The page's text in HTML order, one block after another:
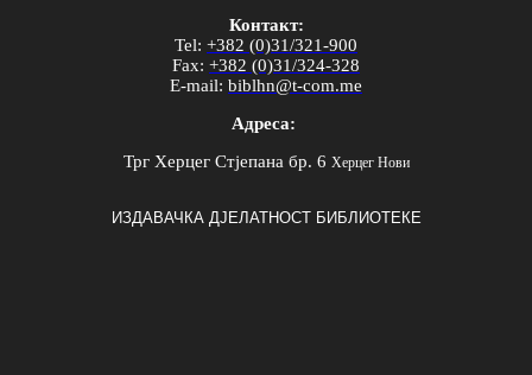
Контакт:
Tel: +382 (0)31/321-900
Fax: +382 (0)31/324-328
E-mail: biblhn@t-com.me
Адреса:
Трг Херцег Стјепана бр. 6 Херцег Нови
ИЗДАВАЧКА ДЈЕЛАТНОСТ БИБЛИОТЕКЕ